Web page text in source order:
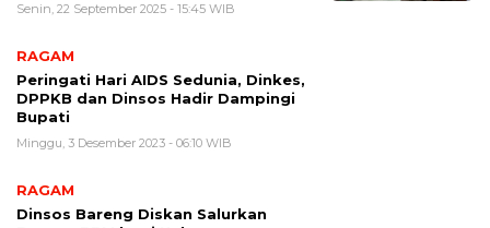
Senin, 22 September 2025 - 15:45 WIB
RAGAM
Peringati Hari AIDS Sedunia, Dinkes,
DPPKB dan Dinsos Hadir Dampingi
Bupati
Minggu, 3 Desember 2023 - 06:10 WIB
RAGAM
Dinsos Bareng Diskan Salurkan